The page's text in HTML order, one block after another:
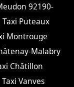
92190-
Taxi Puteaux
Montrouge
Malabry
Châtillon
Taxi Vanves